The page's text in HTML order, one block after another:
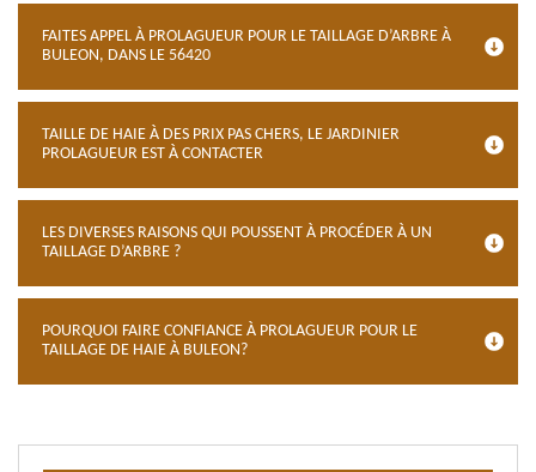
FAITES APPEL À PROLAGUEUR POUR LE TAILLAGE D’ARBRE À
BULEON, DANS LE 56420
TAILLE DE HAIE À DES PRIX PAS CHERS, LE JARDINIER
PROLAGUEUR EST À CONTACTER
LES DIVERSES RAISONS QUI POUSSENT À PROCÉDER À UN
TAILLAGE D’ARBRE ?
POURQUOI FAIRE CONFIANCE À PROLAGUEUR POUR LE
TAILLAGE DE HAIE À BULEON?